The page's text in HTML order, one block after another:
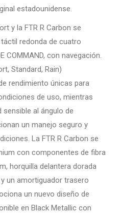
estadounidense.
y la FTR R Carbon se
redonda de cuatro
COMMAND, con navegación.
Standard, Rain)
rendimiento únicas para
de uso, mientras
al ángulo de
un manejo seguro y
La FTR R Carbon se
con componentes de fibra
horquilla delantera dorada
un amortiguador trasero
un nuevo diseño de
en Black Metallic con